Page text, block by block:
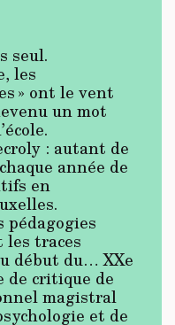
seul.
les
» ont le vent
un mot
: autant de
année de
en
traces
début du… XXe
de critique de
magistral
et de